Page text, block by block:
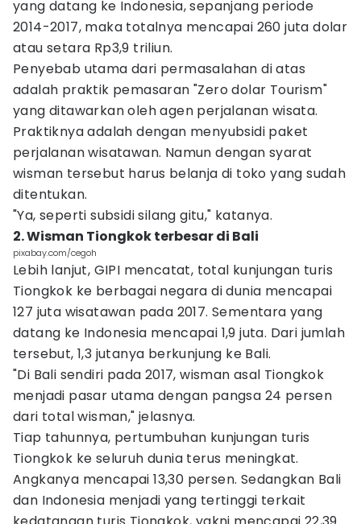
yang datang ke Indonesia, sepanjang periode
2014-2017, maka totalnya mencapai 260 juta dolar
atau setara Rp3,9 triliun.
Penyebab utama dari permasalahan di atas
adalah praktik pemasaran "Zero dolar Tourism"
yang ditawarkan oleh agen perjalanan wisata.
Praktiknya adalah dengan menyubsidi paket
perjalanan wisatawan. Namun dengan syarat
wisman tersebut harus belanja di toko yang sudah
ditentukan.
"Ya, seperti subsidi silang gitu," katanya.
2. Wisman Tiongkok terbesar di Bali
pixabay.com/cegoh
Lebih lanjut, GIPI mencatat, total kunjungan turis
Tiongkok ke berbagai negara di dunia mencapai
127 juta wisatawan pada 2017. Sementara yang
datang ke Indonesia mencapai 1,9 juta. Dari jumlah
tersebut, 1,3 jutanya berkunjung ke Bali.
"Di Bali sendiri pada 2017, wisman asal Tiongkok
menjadi pasar utama dengan pangsa 24 persen
dari total wisman," jelasnya.
Tiap tahunnya, pertumbuhan kunjungan turis
Tiongkok ke seluruh dunia terus meningkat.
Angkanya mencapai 13,30 persen. Sedangkan Bali
dan Indonesia menjadi yang tertinggi terkait